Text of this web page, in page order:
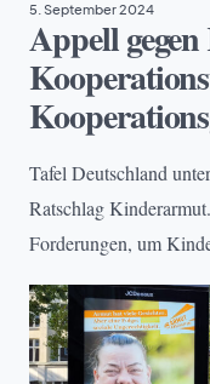
5. September 2024
Appell
Tafel Deutschland
Ratschlag
Forderungen, um